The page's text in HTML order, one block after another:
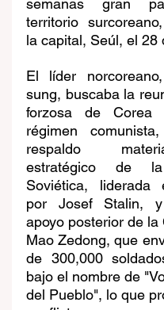
semanas gran
territorio
la capital, Seúl, el 28
El líder
sung, buscaba la
forzosa de Corea
régimen
respaldo
estratégico de
Soviética, liderada
por Josef Stalin,
apoyo posterior de la
Mao Zedong, que
de 300,000
bajo el nombre de
del Pueblo", lo que